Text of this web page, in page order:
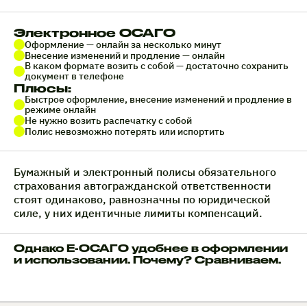
Электронное ОСАГО
Оформление — онлайн за несколько минут
Внесение изменений и продление — онлайн
В каком формате возить с собой — достаточно сохранить
документ в телефоне
Плюсы:
Быстрое оформление, внесение изменений и продление в
режиме онлайн
Не нужно возить распечатку с собой
Полис невозможно потерять или испортить
Бумажный и электронный полисы обязательного
страхования автогражданской ответственности
стоят одинаково, равнозначны по юридической
силе, у них идентичные лимиты компенсаций.
Однако Е-ОСАГО удобнее в оформлении
и использовании. Почему? Сравниваем.